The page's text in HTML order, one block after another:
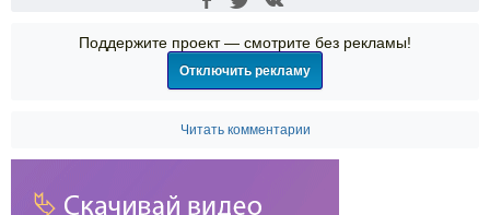
Поддержите проект — смотрите без рекламы!
Отключить рекламу
Читать комментарии